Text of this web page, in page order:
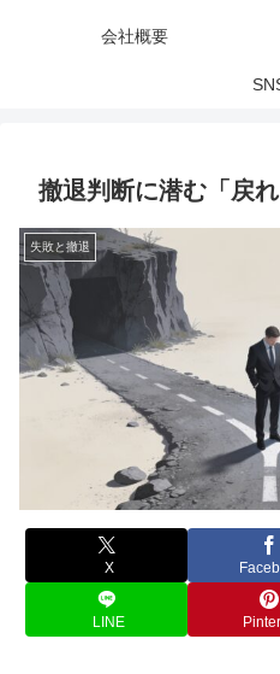
会社概要
撤退判断に潜む「戻
失敗と撤退
X
LINE